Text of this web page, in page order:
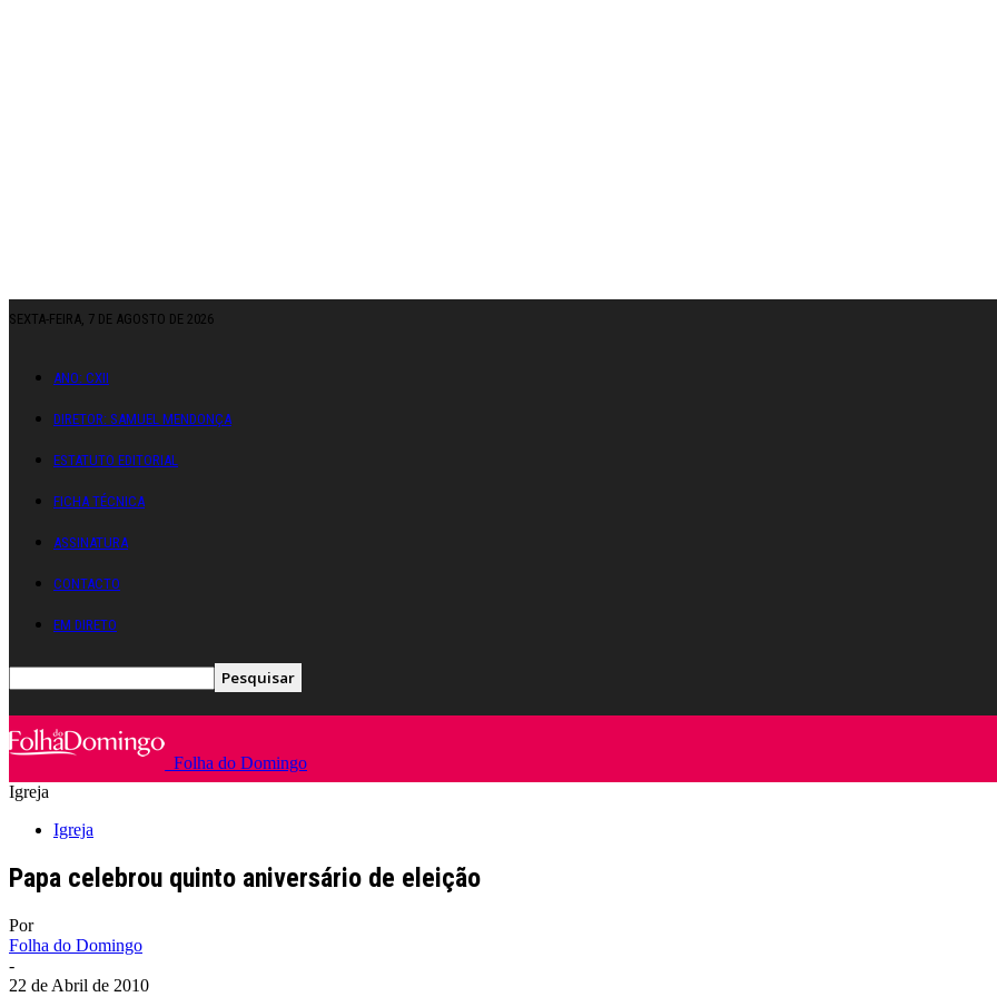
SEXTA-FEIRA, 7 DE AGOSTO DE 2026
ANO: CXII
DIRETOR: SAMUEL MENDONÇA
ESTATUTO EDITORIAL
FICHA TÉCNICA
ASSINATURA
CONTACTO
EM DIRETO
Folha do Domingo
Igreja
Igreja
Papa celebrou quinto aniversário de eleição
Por
Folha do Domingo
-
22 de Abril de 2010